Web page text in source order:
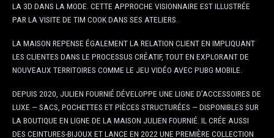
LA 3D DANS LA MODE. CETTE APPROCHE VISIONNAIRE EST ILLUSTRÉE
PAR LA VISITE DE TIM COOKDANS SES ATELIERS.
LA MAISON REPENSE ÉGALEMENT LA RELATION CLIENT EN IMPLIQUANT
LES CLIENTES DANS LE PROCESSUS CRÉATIF, TOUT EN EXPLORANT DE
NOUVEAUX TERRITOIRES COMME LE JEU VIDÉO AVEC PUBG MOBILE.
DEPUIS 2020, JULIEN FOURNIÉ DÉVELOPPE UNE LIGNE D’ACCESSOIRES DE
LUXE — SACS, POCHETTES ET PIÈCES STRUCTURÉES — DISPONIBLES SUR
LA BOUTIQUE EN LIGNE DE LA MAISON JULIEN FOURNIÉ . IL CRÉE AUSSI
DES CEINTURES-BIJOUX ET LANCE EN 2022 UNE PREMIÈRE COLLECTION